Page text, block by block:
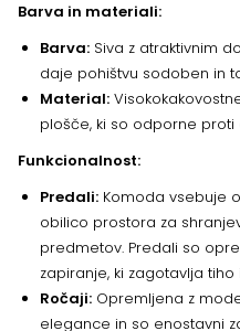
Barva in materiali:
Barva: Siva z atraktivnim
daje pohištvu sodoben in
Material:
plošče, ki so odporne
Funkcionalnost:
Predali: Komoda vsebuje
obilico prostora za
predmetov. Predali so
zapiranje, ki zagotavlja
Ročaji: Opremljena z
elegance in so enostavni